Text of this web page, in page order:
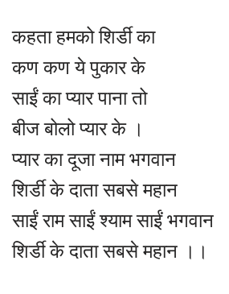
कहता हमको शिर्डी का
कण कण ये पुकार के
साईं का प्यार पाना तो
बीज बोलो प्यार के ।
प्यार का दूजा नाम भगवान
शिर्डी के दाता सबसे महान
साईं राम साईं श्याम साईं भगवान
शिर्डी के दाता सबसे महान ।।